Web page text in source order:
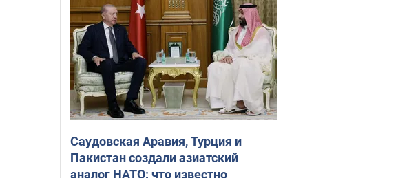
Саудовская Аравия, Турция и
Пакистан создали азиатский
аналог НАТО: что известно